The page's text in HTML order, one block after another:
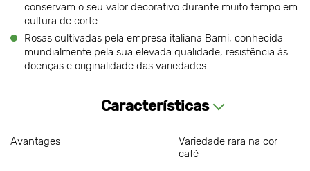
conservam o seu valor decorativo durante muito tempo em
cultura de corte.
Rosas cultivadas pela empresa italiana Barni, conhecida
mundialmente pela sua elevada qualidade, resistência às
doenças e originalidade das variedades.
Características
Avantages
Variedade rara na cor
café